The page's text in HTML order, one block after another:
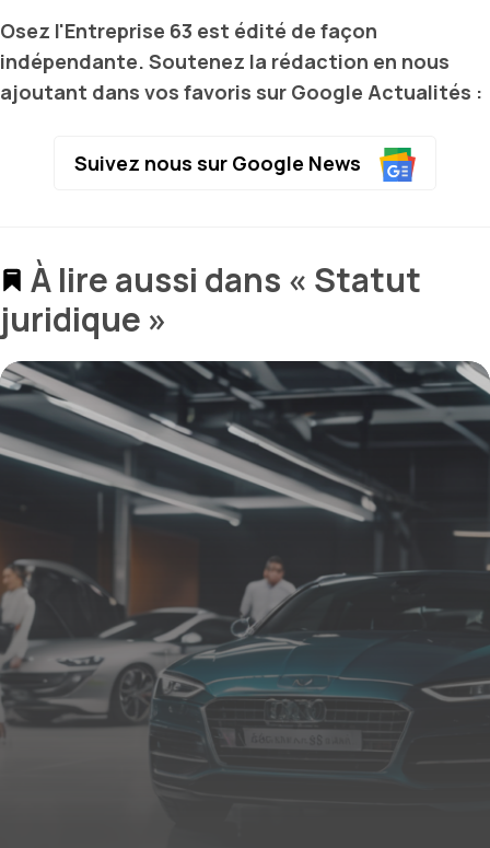
Osez l'Entreprise 63 est édité de façon
indépendante. Soutenez la rédaction en nous
ajoutant dans vos favoris sur Google Actualités :
Suivez nous sur Google News
À lire aussi dans « Statut
juridique »